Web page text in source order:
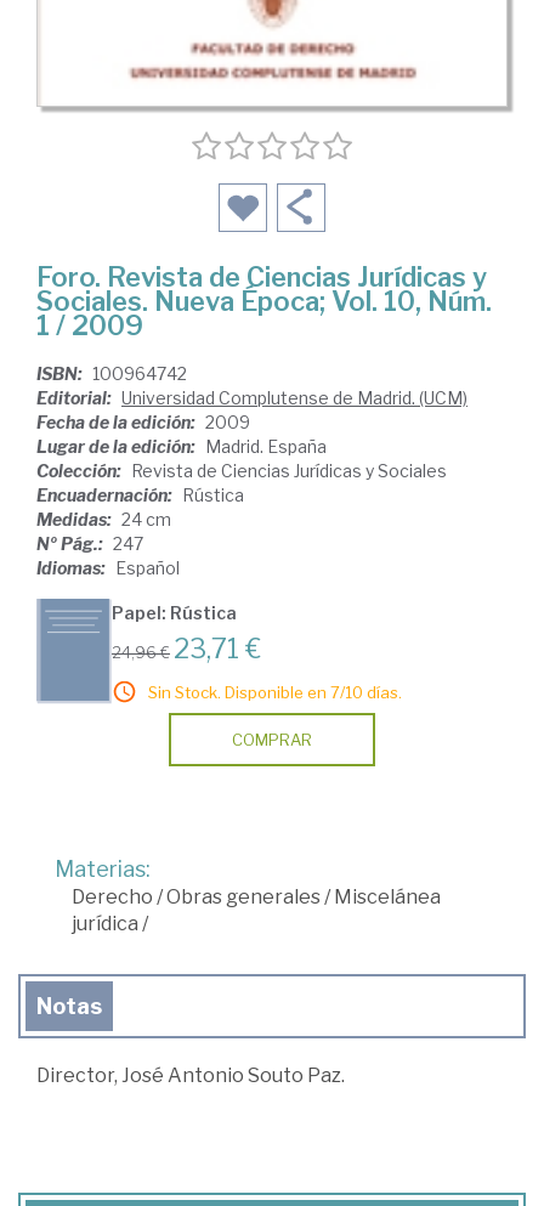
Foro. Revista de Ciencias Jurídicas y
Sociales. Nueva Época; Vol. 10, Núm.
1 / 2009
ISBN: 100964742
Editorial: Universidad Complutense de Madrid. (UCM)
Fecha de la edición: 2009
Lugar de la edición: Madrid. España
Colección: Revista de Ciencias Jurídicas y Sociales
Encuadernación: Rústica
Medidas: 24 cm
Nº Pág.: 247
Idiomas: Español
Papel: Rústica
24,96 € 23,71 €
Sin Stock. Disponible en 7/10 días.
COMPRAR
Materias:
Derecho /Obras generales /Miscelánea
jurídica /
Notas
Director, José Antonio Souto Paz.